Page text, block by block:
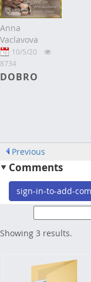
Anna
Vaclavova
10/5/20
8734
DOBRO
Previous
Comments
sign-in-to-add-
Showing 3 results.